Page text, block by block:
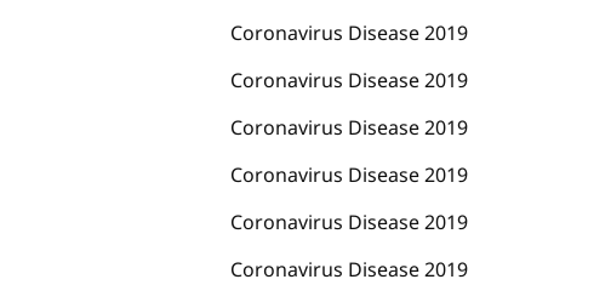
Coronavirus Disease 2019
Coronavirus Disease 2019
Coronavirus Disease 2019
Coronavirus Disease 2019
Coronavirus Disease 2019
Coronavirus Disease 2019